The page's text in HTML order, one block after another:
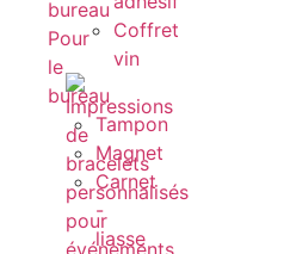
Pour
le
bureau
Tampon
Magnet
Carnet
-
liasse
Coffret
vin